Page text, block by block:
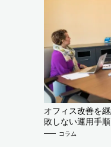
オフィス改善を
敗しない運用手
コラム